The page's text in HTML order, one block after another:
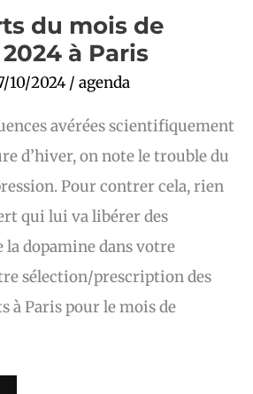
du mois de
à Paris
10/2024/ agenda
avérées scientifiquement
d’hiver, on note le trouble du
Pour contrer cela, rien
qui lui va libérer des
la dopamine dans votre
sélection/prescription des
à Paris pour le mois de